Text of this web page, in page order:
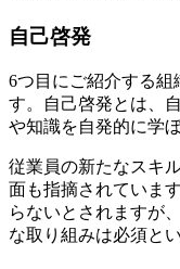
自己啓発
6つ目にご紹介する
す。自己啓発とは、
や知識を自発的に学
従業員の新たなスキ
面も指摘されていま
らないとされますが
な取り組みは必須と